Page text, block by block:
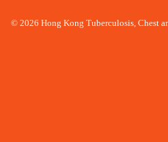
© 2026 Hong Kong Tuberculosis, Chest